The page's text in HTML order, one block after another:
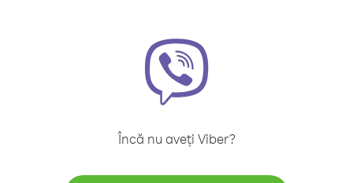
Încă nu aveți Viber?